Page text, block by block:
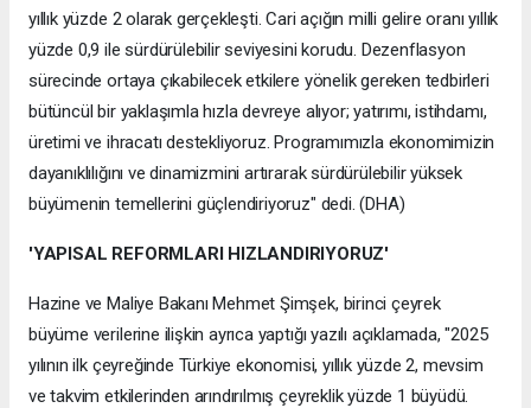
yıllık yüzde 2 olarak gerçekleşti. Cari açığın milli gelire oranı yıllık
yüzde 0,9 ile sürdürülebilir seviyesini korudu. Dezenflasyon
sürecinde ortaya çıkabilecek etkilere yönelik gereken tedbirleri
bütüncül bir yaklaşımla hızla devreye alıyor; yatırımı, istihdamı,
üretimi ve ihracatı destekliyoruz. Programımızla ekonomimizin
dayanıklılığını ve dinamizmini artırarak sürdürülebilir yüksek
büyümenin temellerini güçlendiriyoruz" dedi. (DHA)
'YAPISAL REFORMLARI HIZLANDIRIYORUZ'
Hazine ve Maliye Bakanı Mehmet Şimşek, birinci çeyrek
büyüme verilerine ilişkin ayrıca yaptığı yazılı açıklamada, "2025
yılının ilk çeyreğinde Türkiye ekonomisi, yıllık yüzde 2, mevsim
ve takvim etkilerinden arındırılmış çeyreklik yüzde 1 büyüdü.